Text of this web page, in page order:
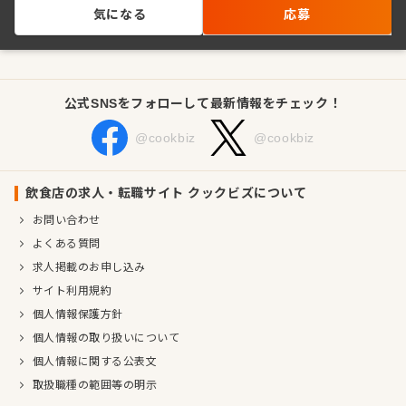
気になる 応募
公式SNSをフォローして最新情報をチェック！
@cookbiz @cookbiz
飲食店の求人・転職サイト クックビズについて
お問い合わせ
よくある質問
求人掲載のお申し込み
サイト利用規約
個人情報保護方針
個人情報の取り扱いについて
個人情報に関する公表文
取扱職種の範囲等の明示